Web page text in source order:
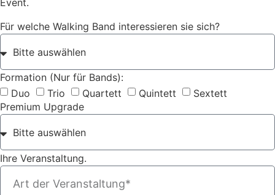
Event.
Für welche Walking Band interessieren sie sich?
Formation (Nur für Bands):
Duo
Trio Quartett Quintett
Sextett
Premium Upgrade
Ihre Veranstaltung.